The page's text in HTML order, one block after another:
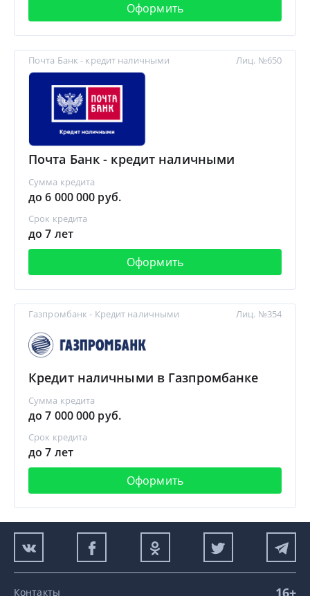
Оформить
Почта Банк - кредит наличными
Почта Банк - кредит наличными
Сумма кредита
до 6 000 000 руб.
Срок кредита
до 7 лет
Оформить
Лиц. №650
Газпромбанк - Кредит наличными
Кредит наличными в Газпромбанке
Сумма кредита
до 7 000 000 руб.
Срок кредита
до 7 лет
Оформить
Лиц. №354
Контакты 16+